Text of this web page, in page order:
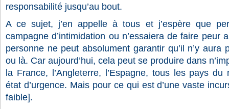
responsabilité jusqu’au bout.
A ce sujet, j’en appelle à tous et j’espère que
campagne d’intimidation ou n’essaiera de faire peur
personne ne peut absolument garantir qu’il n’y aura
ou là. Car aujourd’hui, cela peut se produire dans
la France, l’Angleterre, l’Espagne, tous les pays
état d’urgence. Mais pour ce qui est d’une vaste
faible].